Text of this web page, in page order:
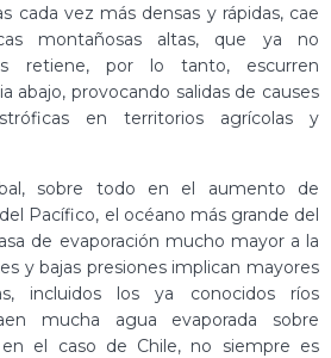
cada vez más densas y rápidas, cae
montañosas altas, que ya no
retiene, por lo tanto, escurren
abajo, provocando salidas de causes
en territorios agrícolas y
sobre todo en el aumento de
Pacífico, el océano más grande del
de evaporación mucho mayor a la
y bajas presiones implican mayores
incluidos los ya conocidos ríos
mucha agua evaporada sobre
el caso de Chile, no siempre es